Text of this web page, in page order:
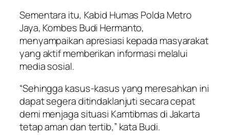
Sementara itu, Kabid Humas Polda Metro
Jaya, Kombes Budi Hermanto,
menyampaikan apresiasi kepada masyarakat
yang aktif memberikan informasi melalui
media sosial.
“Sehingga kasus-kasus yang meresahkan ini
dapat segera ditindaklanjuti secara cepat
demi menjaga situasi Kamtibmas di Jakarta
tetap aman dan tertib,” kata Budi.